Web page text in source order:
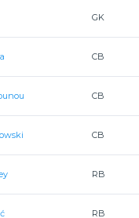
GK
CB
CB
CB
RB
RB